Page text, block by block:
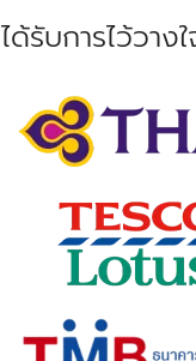
ได้รับการไว้วา